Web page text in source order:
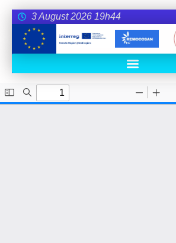
3 August 2026 19h44